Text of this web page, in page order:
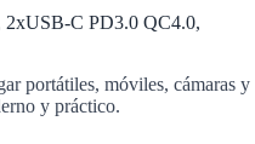
C PD3.0 QC4.0,
portátiles, móviles, cámaras y
y práctico.